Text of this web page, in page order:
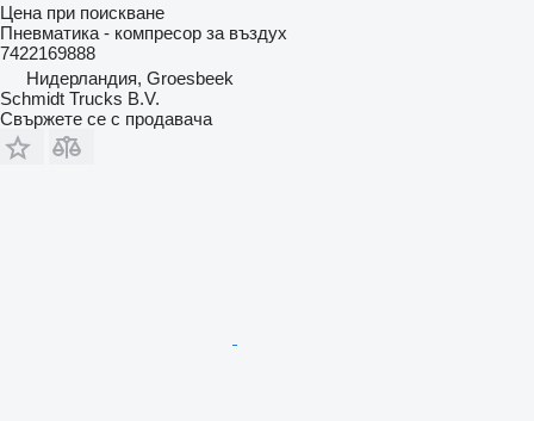
Цена при поискване
Пневматика - компресор за въздух
7422169888
Нидерландия, Groesbeek
Schmidt Trucks B.V.
Свържете се с продавача